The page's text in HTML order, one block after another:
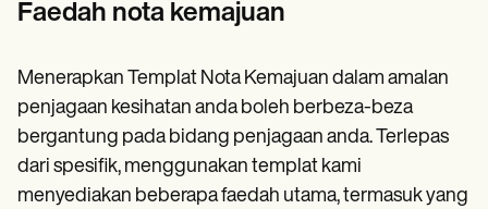
Faedah nota kemajuan
Menerapkan Templat Nota Kemajuan dalam amalan
penjagaan kesihatan anda boleh berbeza-beza
bergantung pada bidang penjagaan anda. Terlepas
dari spesifik, menggunakan templat kami
menyediakan beberapa faedah utama, termasuk yang